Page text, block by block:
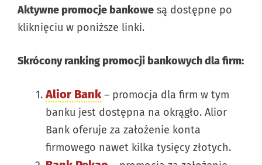
Aktywne promocje bankowe są dostępne po
kliknięciu w poniższe linki.
Skrócony ranking promocji bankowych dla firm:
Alior Bank– promocja dla firm w tym
banku jest dostępna na okrągło. Alior
Bank oferuje za założenie konta
firmowego nawet kilka tysięcy złotych.